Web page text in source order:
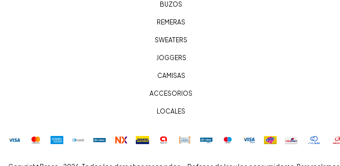
BUZOS
REMERAS
SWEATERS
JOGGERS
CAMISAS
ACCESORIOS
LOCALES